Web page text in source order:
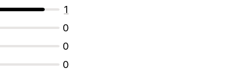
1
0
0
0